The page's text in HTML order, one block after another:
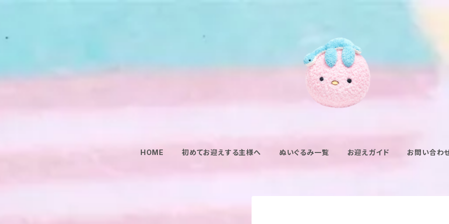
HOME 初めてお迎えする主様へ ぬいぐるみ一覧 お迎えガイド お問い合わ